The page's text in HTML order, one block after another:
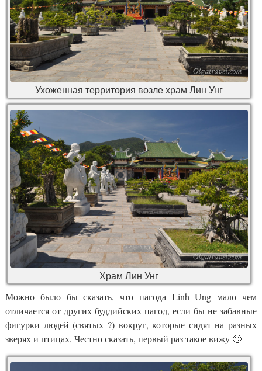
Ухоженная территория возле храм Лин Унг
Храм Лин Унг
Можно было бы сказать, что пагода Linh Ung мало чем
отличается от других буддийских пагод, если бы не забавные
фигурки людей (святых ?) вокруг, которые сидят на разных
зверях и птицах. Честно сказать, первый раз такое вижу 🙂